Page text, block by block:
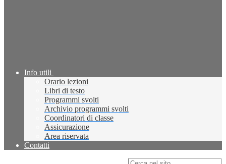
Info utili
Orario lezioni
Libri di testo
Programmi svolti
Archivio programmi svolti
Coordinatori di classe
Assicurazione
Area riservata
Contatti